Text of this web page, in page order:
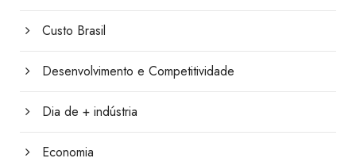
Custo Brasil
Desenvolvimento e Competitividade
Dia de + indústria
Economia